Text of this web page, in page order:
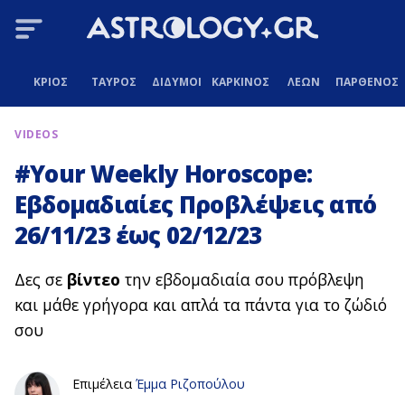
ΚΡΙΟΣ ΤΑΥΡΟΣ ΔΙΔΥΜΟΙ ΚΑΡΚΙΝΟΣ ΛΕΩΝ ΠΑΡΘΕΝΟΣ
VIDEOS
#Your Weekly Horoscope:
Εβδομαδιαίες Προβλέψεις από
26/11/23 έως 02/12/23
Δες σε βίντεο την εβδομαδιαία σου πρόβλεψη
και μάθε γρήγορα και απλά τα πάντα για το ζώδιό
σου
Επιμέλεια Έμμα Ριζοπούλου